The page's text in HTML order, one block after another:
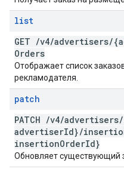
list
GET /v4/advertisers/
Orders
Отображает список
рекламодателя.
patch
PATCH /v4/advertisers/
advertiserId}/
insertionOrderId}
Обновляет существующий